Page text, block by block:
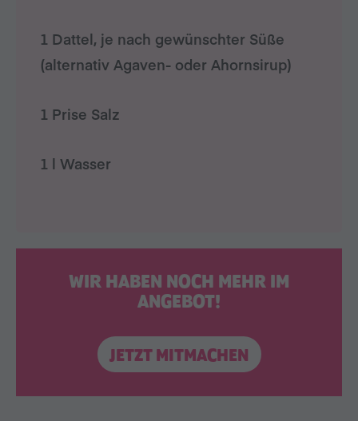
WIR HABEN NOCH MEHR IM
ANGEBOT!
JETZT MITMACHEN
1 Dattel, je nach gewünschter Süße
(alternativ Agaven- oder Ahornsirup)
1 Prise Salz
1 l Wasser